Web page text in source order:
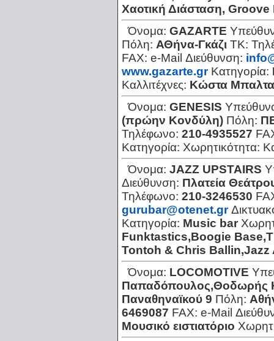
Χαοτική Διάσταση,
Όνομα: GAZARTE
Πόλη: ΑΘήνα-Γκάζι ΤΚ:
FAX: e-Mail Διεύθυνση:
www.gazarte.gr Κατηγορία:
Καλλιτέχνες: Κώστα
Όνομα: GΕΝΕSΙS
(πρώην Κονδύλη) Πόλη:
Τηλέφωνο: 210-4935527
Κατηγορία: Χωρητικότητα:
Όνομα: JAZZ UPSTAIRS
Διεύθυνση: Πλατεία
Τηλέφωνο: 210-3246530
gurubar@otenet.gr
Κατηγορία: Music bar
Funktastics,Boogie
Tontoh & Chris
Όνομα: LOCOMOTIVE
Παπαδόπουλος,Θοδωρής
Παναθηναϊκού 9 Πόλη:
6469087 FAX: e-Mail
Μουσικό ειστιατόριο